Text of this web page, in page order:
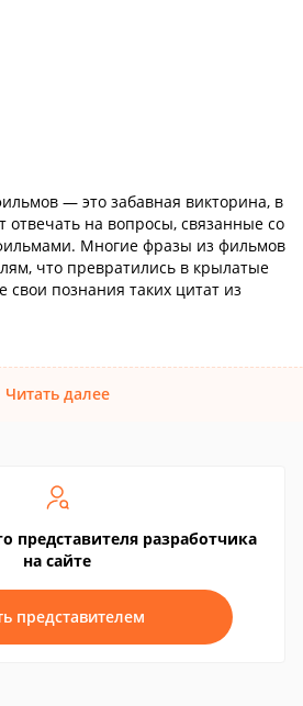
— это забавная викторина, в
отвечать на вопросы, связанные со
Многие фразы из фильмов
что превратились в крылатые
познания таких цитат из
Читать далее
представителя разработчика
на сайте
представителем